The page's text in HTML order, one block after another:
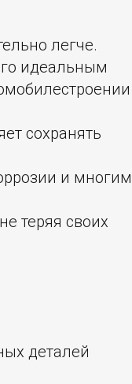
легче.
идеальным
сохранять
и многим
теряя своих
деталей